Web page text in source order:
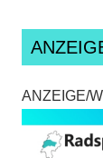
ANZEIGE/